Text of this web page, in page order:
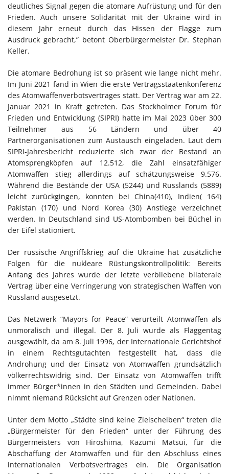
deutliches Signal gegen die atomare Aufrüstung und für den
Frieden. Auch unsere Solidarität mit der Ukraine wird in
diesem Jahr erneut durch das Hissen der Flagge zum
Ausdruck gebracht,” betont Oberbürgermeister Dr. Stephan
Keller.
Die atomare Bedrohung ist so präsent wie lange nicht mehr.
Im Juni 2021 fand in Wien die erste Vertragsstaatenkonferenz
des Atomwaffenverbotsvertrages statt. Der Vertrag war am 22.
Januar 2021 in Kraft getreten. Das Stockholmer Forum für
Frieden und Entwicklung (SIPRI) hatte im Mai 2023 über 300
Teilnehmer aus 56 Ländern und über 40
Partnerorganisationen zum Austausch eingeladen. Laut dem
SIPRI-Jahresbericht reduzierte sich zwar der Bestand an
Atomsprengköpfen auf 12.512, die Zahl einsatzfähiger
Atomwaffen stieg allerdings auf schätzungsweise 9.576.
Während die Bestände der USA (5244) und Russlands (5889)
leicht zurückgingen, konnten bei China(410), Indien( 164)
Pakistan (170) und Nord Korea (30) Anstiege verzeichnet
werden. In Deutschland sind US-Atombomben bei Büchel in
der Eifel stationiert.
Der russische Angriffskrieg auf die Ukraine hat zusätzliche
Folgen für die nukleare Rüstungskontrollpolitik: Bereits
Anfang des Jahres wurde der letzte verbliebene bilaterale
Vertrag über eine Verringerung von strategischen Waffen von
Russland ausgesetzt.
Das Netzwerk “Mayors for Peace” verurteilt Atomwaffen als
unmoralisch und illegal. Der 8. Juli wurde als Flaggentag
ausgewählt, da am 8. Juli 1996, der Internationale Gerichtshof
in einem Rechtsgutachten festgestellt hat, dass die
Androhung und der Einsatz von Atomwaffen grundsätzlich
völkerrechtswidrig sind. Der Einsatz von Atomwaffen trifft
immer Bürger*innen in den Städten und Gemeinden. Dabei
nimmt niemand Rücksicht auf Grenzen oder Nationen.
Unter dem Motto „Städte sind keine Zielscheiben“ treten die
„Bürgermeister für den Frieden“ unter der Führung des
Bürgermeisters von Hiroshima, Kazumi Matsui, für die
Abschaffung der Atomwaffen und für den Abschluss eines
internationalen Verbotsvertrages ein. Die Organisation